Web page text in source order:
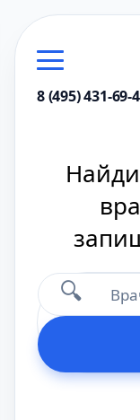
8 (495) 431-69-
🔍